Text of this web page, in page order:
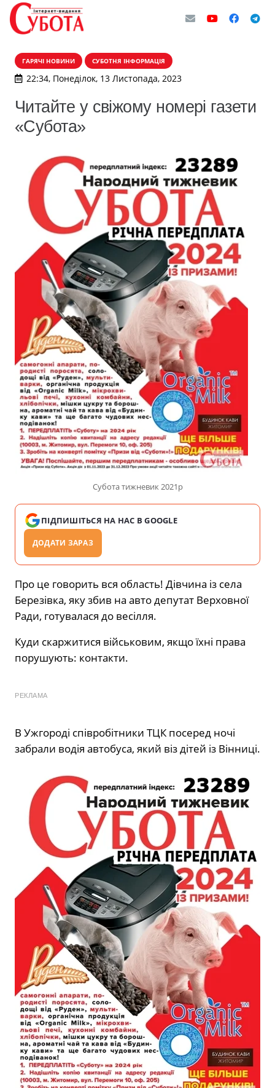
ГАРЯЧІ НОВИНИ СУБОТНЯ ІНФОРМАЦІЯ
22:34, Понеділок, 13 Листопада, 2023
Читайте у свіжому номері газети
«Субота»
Субота тижневик 2021р
ПІДПИШІТЬСЯ НА НАС В GOOGLE
ДОДАТИ ЗАРАЗ
Про це говорить вся область! Дівчина із села
Березівка, яку збив на авто депутат Верховної
Ради, готувалася до весілля.
Куди скаржитися військовим, якщо їхні права
порушують: контакти.
РЕКЛАМА
В Ужгороді співробітники ТЦК посеред ночі
забрали водія автобуса, який віз дітей із Вінниці.